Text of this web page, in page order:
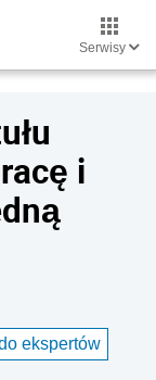
Serwisy
i
ekspertów